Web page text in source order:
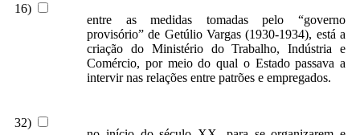
16)
entre as medidas tomadas pelo “governo
provisório” de Getúlio Vargas (1930-1934), está a
criação do Ministério do Trabalho, Indústria e
Comércio, por meio do qual o Estado passava a
intervir nas relações entre patrões e empregados.
32)